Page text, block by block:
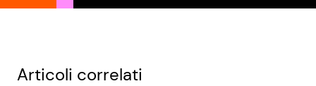
Articoli correlati